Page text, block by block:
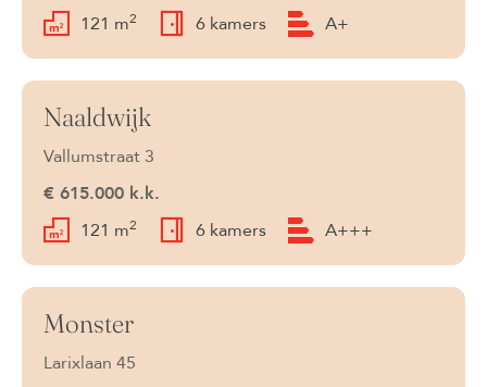
121 m2 6 kamers A+
Verkocht
Naaldwijk
Vallumstraat 3
€ 615.000 k.k.
121 m2 6 kamers A+++
Verkocht
Monster
Larixlaan 45